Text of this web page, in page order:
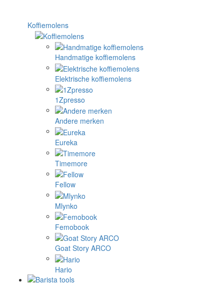
Koffiemolens
Handmatige koffiemolens
Elektrische koffiemolens
1Zpresso
Andere merken
Eureka
Timemore
Fellow
Mlynko
Femobook
Goat Story ARCO
Hario